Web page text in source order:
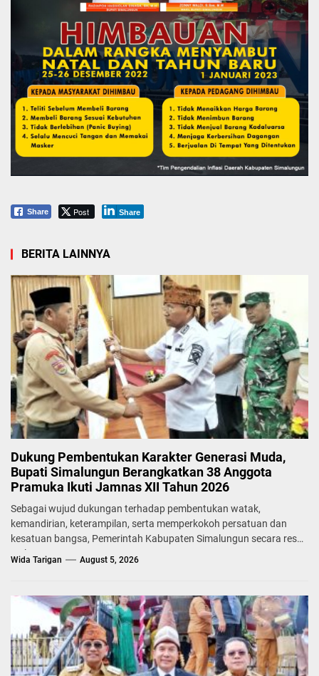
Share Post Share
BERITA LAINNYA
Dukung Pembentukan Karakter Generasi Muda,
Bupati Simalungun Berangkatkan 38 Anggota
Pramuka Ikuti Jamnas XII Tahun 2026
Sebagai wujud dukungan terhadap pembentukan watak,
kemandirian, keterampilan, serta memperkokoh persatuan dan
kesatuan bangsa, Pemerintah Kabupaten Simalungun secara resmi
melepas...
Wida Tarigan August 5, 2026